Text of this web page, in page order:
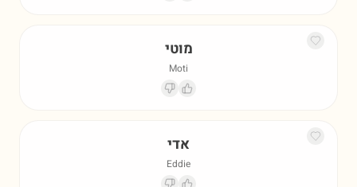
מוטי
Moti
אדי
Eddie